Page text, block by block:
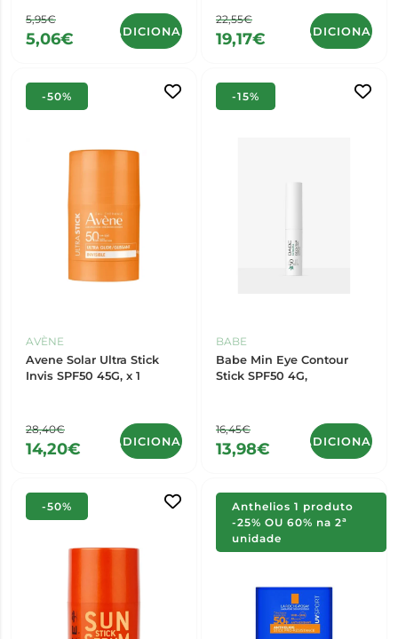
5,95€
5,06€ ADICIONAR
22,55€
19,17€ ADICIONAR
-50%
AVÈNE
Avene Solar Ultra Stick
Invis SPF50 45G, x 1
28,40€
14,20€ ADICIONAR
-15%
BABE
Babe Min Eye Contour
Stick SPF50 4G,
16,45€
13,98€ ADICIONAR
-50%
Anthelios 1 produto
-25% OU 60% na 2ª
unidade